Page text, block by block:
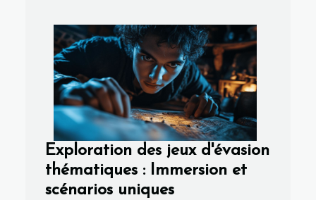
Exploration des jeux d'évasion
thématiques : Immersion et
scénarios uniques